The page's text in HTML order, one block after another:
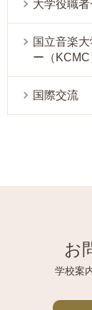
大学役職者
国立音楽
ー（
国際交流
お
学校案